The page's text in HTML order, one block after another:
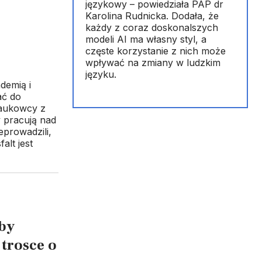
i
do
z
pracują nad
jest
o
językowy – powiedziała PAP dr
Karolina Rudnicka. Dodała, że
każdy z coraz doskonalszych
modeli AI ma własny styl, a
częste korzystanie z nich może
wpływać na zmiany w ludzkim
języku.